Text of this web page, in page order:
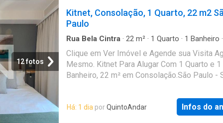
12 fotos
Kitnet, Consolação, 1 Quarto, 22 m2
Paulo
Rua Bela Cintra · 22 m² · 1 Quarto · 1 Banheiro ·
Clique em Ver Imóvel e Agende sua Visita
Mesmo. Kitnet Para Alugar Com 1 Quarto e 1
Banheiro, 22 m² em Consolação.São Paulo -
Há: 1 dia porQuintoAndar Infos do